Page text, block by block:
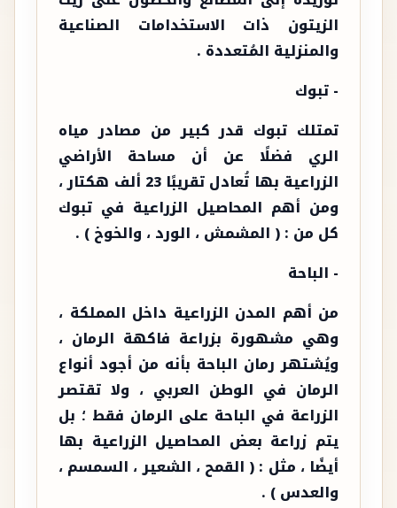
الزيتون ذات الاستخدامات الصناعية
والمنزلية المُتعددة .
- تبوك
تمتلك تبوك قدر كبير من مصادر مياه
الري فضلًا عن أن مساحة الأراضي
الزراعية بها تُعادل تقريبًا 23 ألف هكتار ،
ومن أهم المحاصيل الزراعية في تبوك
كل من : ( المشمش ، الورد ، والخوخ ) .
- الباحة
من أهم المدن الزراعية داخل المملكة ،
وهي مشهورة بزراعة فاكهة الرمان ،
ويُشتهر رمان الباحة بأنه من أجود أنواع
الرمان في الوطن العربي ، ولا تقتصر
الزراعة في الباحة على الرمان فقط ؛ بل
يتم زراعة بعض المحاصيل الزراعية بها
أيضًا ، مثل : ( القمح ، الشعير ، السمسم ،
والعدس ) .